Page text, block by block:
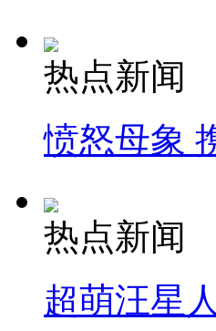
热点新闻
愤怒母象
热点新闻
超萌汪星